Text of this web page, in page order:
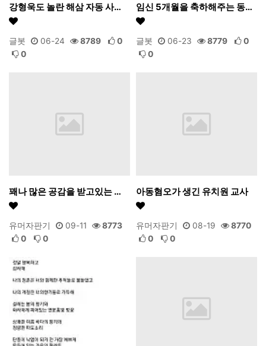
강형욱도 놀란 해삼 자동 사…
글봇 06-24 8789
0
0
임신 5개월을 축하해주는 동…
글봇 06-23 8779
0
0
꽤나 많은 공감을 받고있는 …
유머자판기 09-11
8773
0
0
아동혐오가 생긴 유치원 교사
유머자판기 08-19
8770
0
0